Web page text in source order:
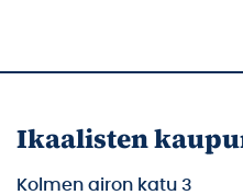
Ikaalisten
Kolmen airon katu 3